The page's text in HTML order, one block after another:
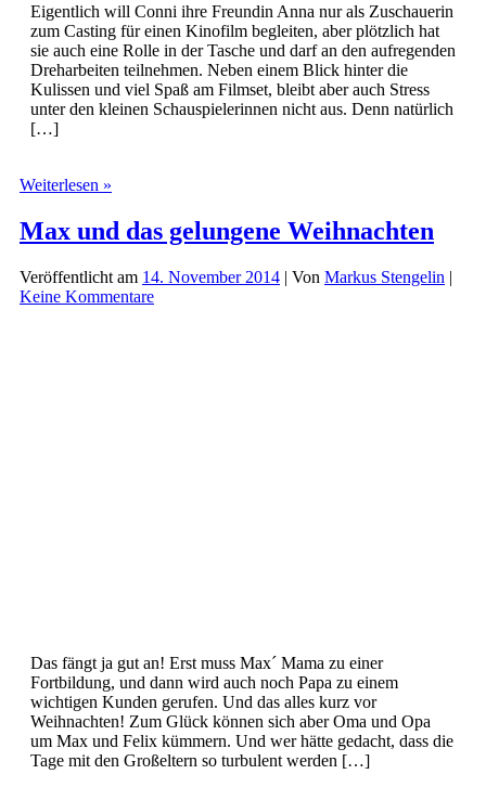
Eigentlich will Conni ihre Freundin Anna nur als Zuschauerin
zum Casting für einen Kinofilm begleiten, aber plötzlich hat
sie auch eine Rolle in der Tasche und darf an den aufregenden
Dreharbeiten teilnehmen. Neben einem Blick hinter die
Kulissen und viel Spaß am Filmset, bleibt aber auch Stress
unter den kleinen Schauspielerinnen nicht aus. Denn natürlich
[…]
Weiterlesen »
zum
Film
Max und das gelungene Weihnachten
Veröffentlicht am 14. November 2014 | Von Markus Stengelin |
Keine Kommentare
Das fängt ja gut an! Erst muss Max´ Mama zu einer
Fortbildung, und dann wird auch noch Papa zu einem
wichtigen Kunden gerufen. Und das alles kurz vor
Weihnachten! Zum Glück können sich aber Oma und Opa
um Max und Felix kümmern. Und wer hätte gedacht, dass die
Tage mit den Großeltern so turbulent werden […]